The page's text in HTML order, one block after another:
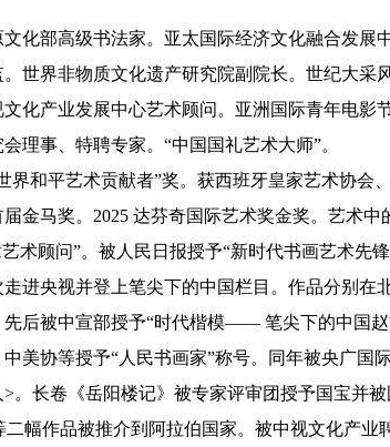
部高级书法家。亚太国际经济文化融合发展
世界非物质文化遗产研究院副院长。世纪大
化产业发展中心艺术顾问。亚洲国际青年电
理事、特聘专家。“中国国礼艺术大师”。
和平艺术贡献者”奖。获西班牙皇家艺术协会
金马奖。2025 达芬奇国际艺术奖金奖。艺术
术顾问”。被人民日报授予“新时代书画艺术
进央视并登上笔尖下的中国栏目。作品分别
后被中宣部授予“时代楷模—— 笔尖下的中国
美协等授予“人民书画家”称号。同年被央广国
。长卷《岳阳楼记》被专家评审团授予国宝并
幅作品被推介到阿拉伯国家。被中视文化产业